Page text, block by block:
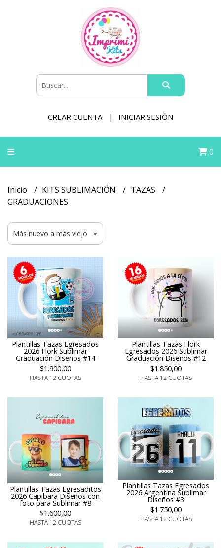
CREAR CUENTA INICIAR SESIÓN
0
Inicio KITS SUBLIMACIÓN
TAZAS
GRADUACIONES
Plantillas Tazas Egresados
2026 Flork Sublimar
Graduación Diseños #14
$1.900,00
HASTA 12 CUOTAS
Plantillas Tazas Flork
Egresados 2026 Sublimar
Graduación Diseños #12
$1.850,00
HASTA 12 CUOTAS
Plantillas Tazas Egresaditos
2026 Capibara Diseños con
foto para Sublimar #8
$1.600,00
HASTA 12 CUOTAS
Plantillas Tazas Egresados
2026 Argentina Sublimar
Diseños #3
$1.750,00
HASTA 12 CUOTAS